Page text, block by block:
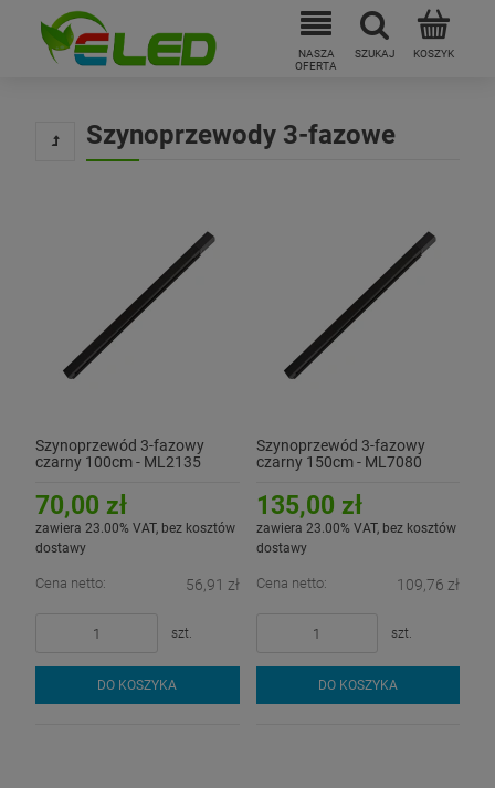
Szynoprzewody 3-fazowe
Szynoprzewód 3-fazowy
czarny 100cm - ML2135
70,00 zł
zawiera 23.00% VAT, bez kosztów
dostawy
Cena netto: 56,91 zł
szt.
DO KOSZYKA
Szynoprzewód 3-fazowy
czarny 150cm - ML7080
135,00 zł
zawiera 23.00% VAT, bez kosztów
dostawy
Cena netto: 109,76 zł
szt.
DO KOSZYKA